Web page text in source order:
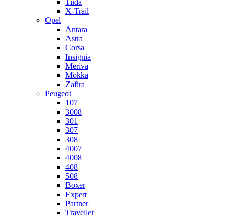
Tiida
X-Trail
Opel
Antara
Astra
Corsa
Insignia
Meriva
Mokka
Zafira
Peugeot
107
3008
301
307
308
4007
4008
408
508
Boxer
Expert
Partner
Traveller